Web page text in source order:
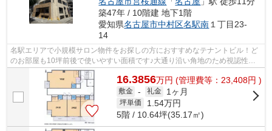
築47年 / 10階建 地下1階
愛知県名古屋市中村区名駅南 １丁目23-
14
名駅エリアで小規模サロン物件をお探しの方におすすめなテナントビル！ど
のお部屋も10坪前後で使いやすい面積です♪大通り沿い角地のため視認性も
◎再開発で今後更に注目が集まる笹島エ...
16.3856万円 (管理費等：23,408円 )
敷金 - 礼金 1ヶ月
坪単価 1.54万円
5階 / 10.64坪(35.17㎡)